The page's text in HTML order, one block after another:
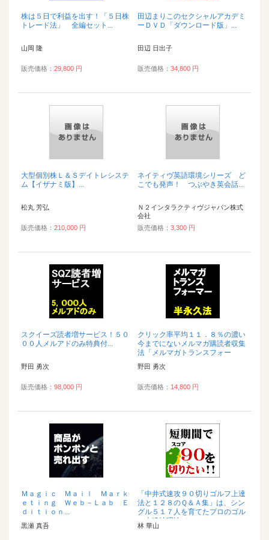
株は５日で利益を出す！「５日株
トレード法」 全編セット...
山岡 隆
販売価格： 29,800 円
田辺まりこのセクシャルアカデミ
ーＤＶＤ「ダウンロード版」...
田辺 日出子
販売価格： 34,800 円
大型個別株Ｌ＆Ｓデイトレシステ
ム【イザナミ版】...
松丸 芳弘
販売価格： 210,000 円
ネイティヴ英語環境シリーズ ど
こでも発声！ つぶやき英会話...
Ｎ２インタラクティヴジャパン株式
会社
販売価格： 3,300 円
スクイーズ読者増サービス！５０
００人メルアドのみ特典付...
野田 勇次
販売価格： 98,000 円
クリック率平均１１．８％の濃い
今までにないメルマガ購読者収集
法「メルマガトランスフォー
ム」...
野田 勇次
販売価格： 14,800 円
Ｍａｇｉｃ Ｍａｉｌ Ｍａｒｋ
ｅｔｉｎｇ Ｗｅｂ－Ｌａｂ Ｅ
ｄｉｔｉｏｎ...
黒瀬 真吾
「中井式速攻９０切りゴルフ上達
法と１２８のＱ＆Ａ集」は、シン
グル５１７人を育てたプロのゴル
フ上達法理論で...
林 華山